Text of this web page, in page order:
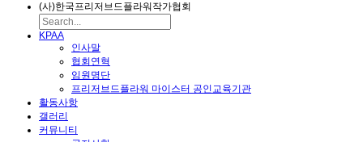
(사)한국프리저브드플라워작가협회
KPAA
인사말
협회연혁
임원명단
프리저브드플라워 마이스터 공인교육기관
활동사항
갤러리
커뮤니티